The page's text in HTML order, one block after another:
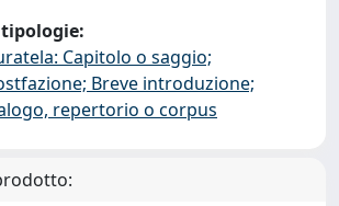
Capitolo o saggio;
Breve introduzione;
repertorio o corpus